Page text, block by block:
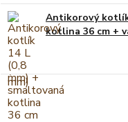
Antikorový kotlík
kotlina 36 cm +